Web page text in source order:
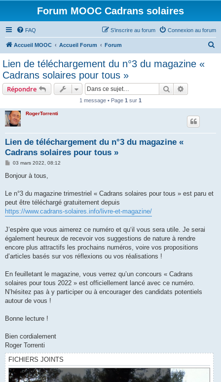
Forum MOOC Cadrans solaires
FAQ Connexion au forum
S’inscrire au forum
Accueil MOOC Accueil Forum Forum
Lien de téléchargement du n°3 du magazine «
Cadrans solaires pour tous »
Répondre Rechercher
1 message • Page 1 sur 1
RogerTorrenti
Lien de téléchargement du n°3 du magazine «
Cadrans solaires pour tous »
M
s
g
03 mars 2022, 08:12
Bonjour à tous,
Le n°3 du magazine trimestriel « Cadrans solaires pour tous » est paru et
peut être téléchargé gratuitement depuis
https://www.cadrans-solaires.info/livre-et-magazine/
J’espère que vous aimerez ce numéro et qu‘il vous sera utile. Je serai
également heureux de recevoir vos suggestions de nature à rendre
encore plus attractifs les prochains numéros, voire vos propositions
d’articles basés sur vos réflexions ou vos réalisations !
En feuilletant le magazine, vous verrez qu’un concours « Cadrans
solaires pour tous 2022 » est officiellement lancé avec ce numéro.
N’hésitez pas à y participer ou à encourager des candidats potentiels
autour de vous !
Bonne lecture !
Bien cordialement
Roger Torrenti
FICHIERS JOINTS